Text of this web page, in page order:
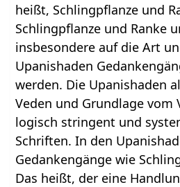
heißt, Schlingpflanze und
Schlingpflanze und Ranke
insbesondere auf die Art
Upanishaden
werden. Die Upanishaden
Veden und Grundlage vom
logisch stringent und
Schriften. In den
Gedankengänge wie
Das heißt, der eine